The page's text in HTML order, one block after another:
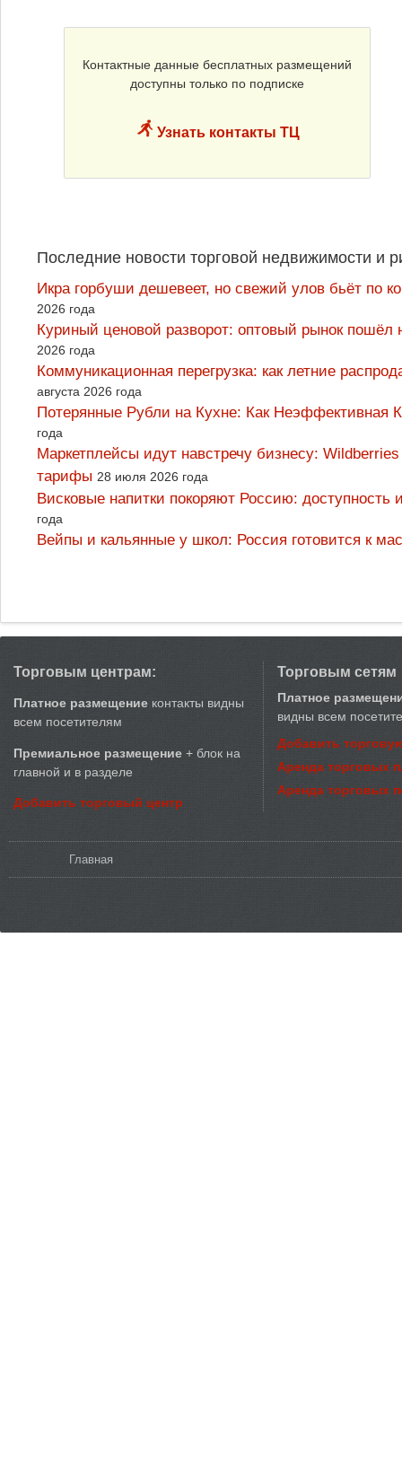
Контактные данные бесплатных размещений
доступны только по подписке
Узнать контакты ТЦ
Последние новости торговой недвижимости и
Икра горбуши дешевеет, но свежий улов бьёт по
2026 года
Куриный ценовой разворот: оптовый рынок
2026 года
Коммуникационная перегрузка: как летние
августа 2026 года
Потерянные Рубли на Кухне: Как
года
Маркетплейсы идут навстречу бизнесу:
тарифы 28 июля 2026 года
Висковые напитки покоряют Россию:
года
Вейпы и кальянные у школ: Россия готовится к
Торговым центрам:
Платное размещение контакты видны
всем посетителям
Премиальное размещение + блок на
главной и в разделе
Добавить торговый центр
Торговым сетям
Платное
видны всем
Добавить
Аренда торговых
Аренда торговых
Главная